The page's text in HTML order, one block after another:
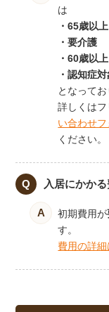
は
・65歳以上
・要介護
・60歳以上
・認知症対
となってお
詳しくは
い合わせ
ください。
入居にかか
初期費用が
す。
費用の詳